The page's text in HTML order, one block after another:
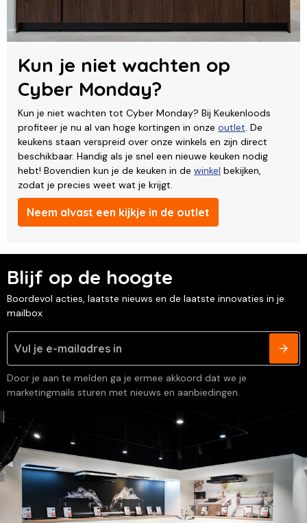
Kun je niet wachten op
Cyber Monday?
Kun je niet wachten tot Cyber Monday? Bij Keukenloods
profiteer je nu al van hoge kortingen in onze outlet. De
keukens staan verspreid over onze winkels en zijn direct
beschikbaar. Handig als je snel een nieuwe keuken nodig
hebt! Bovendien kun je de keuken in de winkel bekijken,
zodat je precies weet wat je krijgt.
Neem alvast een kijkje in de outlet
Blijf op de hoogte
Boordevol acties, laatste nieuws en de laatste innovaties in je
mailbox
Door je aan te melden ga je ermee akkoord dat we je
marketingmails sturen met nieuws en aanbiedingen.